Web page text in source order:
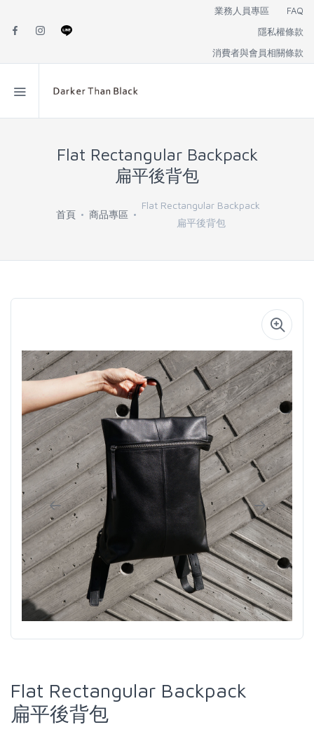
業務人員專區
FAQ
隱私權條款
消費者與會員相關條款
Flat Rectangular Backpack
扁平後背包
首頁 商品專區
Flat Rectangular Backpack
扁平後背包
Flat Rectangular Backpack
扁平後背包